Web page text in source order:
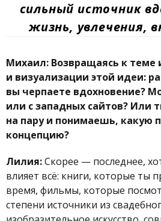
сильный источник
жизнь, увлечения,
Михаил: Возвращаясь к теме
и визуализации этой идеи:
вы черпаете вдохновение?
или с западных сайтов? Или
на пару и понимаешь, какую
концепцию?
Лилия:Скорее — последнее,
влияет всё: книги, которые ты
время, фильмы, которые
степени источники из